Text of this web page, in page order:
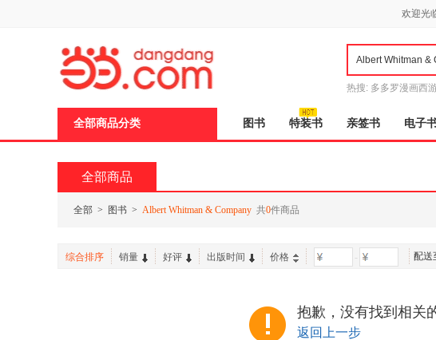
欢迎光
热搜: 多多罗漫画西
全部商品分类 图书 特装书 亲签书 电子
全部商品
全部 > 图书 > Albert Whitman & Company 共0件商品
综合排序 销量 好评 出版时间 价格 - 配送
抱歉，没有找到相关
返回上一步
页